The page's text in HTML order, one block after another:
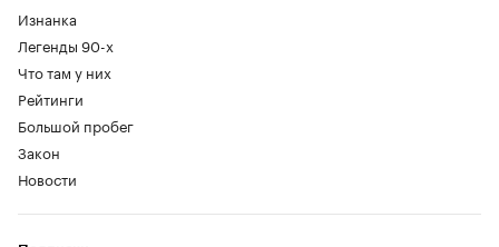
Изнанка
Легенды 90-х
Что там у них
Рейтинги
Большой пробег
Закон
Новости